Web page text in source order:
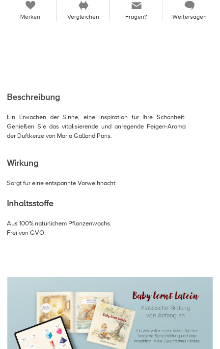
Merken Vergleichen Fragen? Weitersagen
Beschreibung
Ein Erwachen der Sinne, eine Inspiration für Ihre Schönheit:
Genießen Sie das vitalisierende und anregende Feigen-Aroma
der Duftkerze von Maria Galland Paris.
Wirkung
Sorgt für eine entspannte Vorweihnacht
Inhaltsstoffe
Aus 100% natürlichem Pflanzenwachs.
Frei von GVO.